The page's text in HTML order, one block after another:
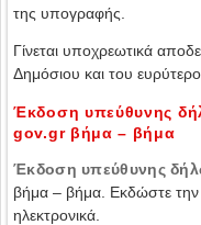
της υπογραφής.
Γίνεται υποχρεωτικά
Δημόσιου και του
Έκδοση υπεύθυνης
gov.gr βήμα – βήμα
Έκδοση υπεύθυνης
βήμα – βήμα. Εκδώστε
ηλεκτρονικά.